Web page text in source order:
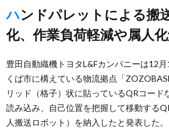
ハンドパレットによる搬送の大部分自動
化、作業負荷軽減や属人
豊田自動織機トヨタL&Fカンパニーは12
くば市に構えている物流拠点「
リッド（格子）状に貼っているQRコード
読み込み、自己位置を把握して移動する
人搬送ロボット）を納入したと発表した。